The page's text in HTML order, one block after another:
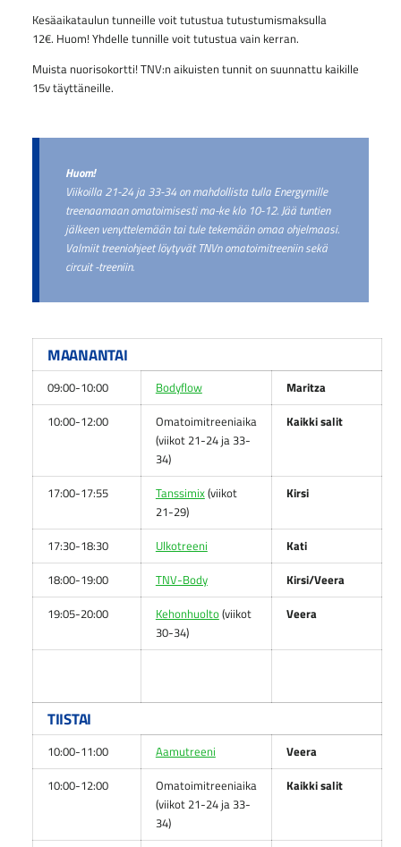
Kesäaikataulun tunneille voit tutustua tutustumismaksulla
12€. Huom! Yhdelle tunnille voit tutustua vain kerran.
Muista nuorisokortti! TNV:n aikuisten tunnit on suunnattu kaikille
15v täyttäneille.
Huom!
Viikoilla 21-24 ja 33-34 on mahdollista tulla Energymille
treenaamaan omatoimisesti ma-ke klo 10-12. Jää tuntien
jälkeen venyttelemään tai tule tekemään omaa ohjelmaasi.
Valmiit treeniohjeet löytyvät TNVn omatoimitreeniin sekä
circuit -treeniin.
MAANANTAI
09:00-10:00 Bodyflow
Maritza
10:00-12:00
Omatoimitreeniaika
(viikot 21-24 ja 33-
34)
Kaikki salit
17:00-17:55 Tanssimix(viikot
21-29)
Kirsi
17:30-18:30 Ulkotreeni
Kati
18:00-19:00
TNV-Body
Kirsi/Veera
19:05-20:00
Kehonhuolto(viikot
30-34)
Veera
TIISTAI
10:00-11:00 Aamutreeni
Veera
10:00-12:00
Omatoimitreeniaika
(viikot 21-24 ja 33-
34)
Kaikki salit